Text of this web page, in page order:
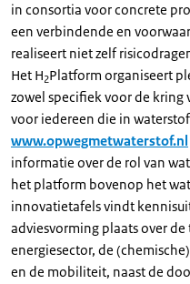
in consortia voor concrete
een verbindende en
realiseert niet zelf
Het H2Platform organiseert
zowel specifiek voor de kring
voor iedereen die in
www.opwegmetwaterstof.nl
informatie over de rol van
het platform bovenop het
innovatietafels vindt
adviesvorming plaats over
energiesector, de
en de mobiliteit, naast de